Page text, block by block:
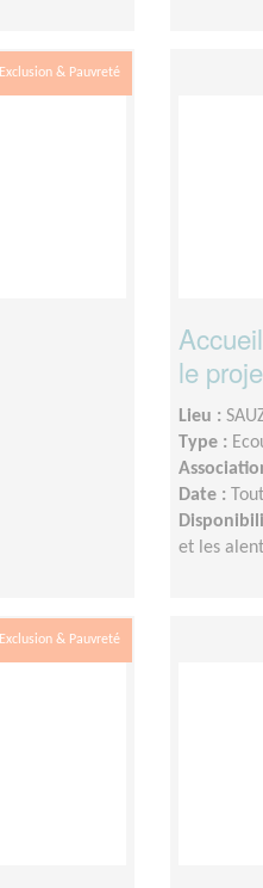
Exclusion & Pauvreté
le
Lieu :
Type :
Date :
et les
Exclusion & Pauvreté